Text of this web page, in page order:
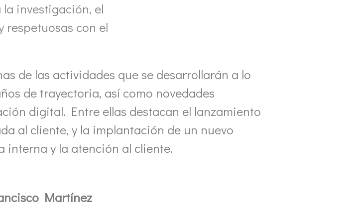
investigación, el
respetuosas con el
de las actividades que se desarrollarán a lo
de trayectoria, así como novedades
digital. Entre ellas destacan el lanzamiento
al cliente, y la implantación de un nuevo
y la atención al cliente.
Martínez